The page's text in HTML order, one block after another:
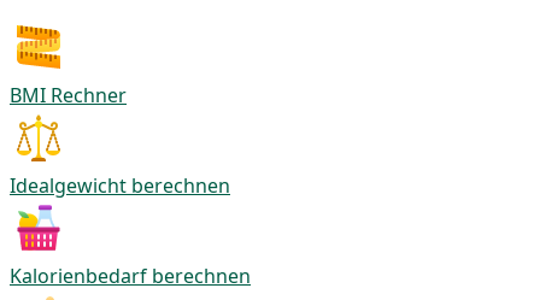
BMI Rechner
Idealgewicht berechnen
Kalorienbedarf berechnen